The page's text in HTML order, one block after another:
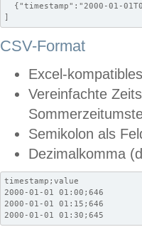
{"timestamp":"2000-01-
]
CSV-Format
Excel-
Vereinfachte
Semikolon als
Dezimalkomma
timestamp;value
2000-01-01 01:00;646
2000-01-01 01:15;646
2000-01-01 01:30;645